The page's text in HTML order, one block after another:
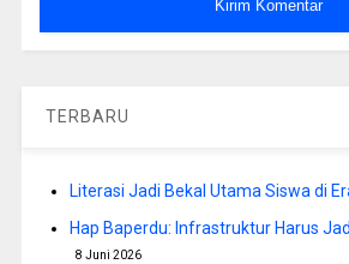
TERBARU
Literasi Jadi Bekal Utama Siswa di
Hap Baperdu: Infrastruktur Harus
8 Juni 2026